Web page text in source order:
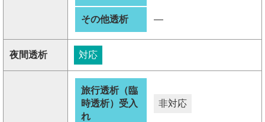
その他透析 ―
夜間透析 対応
旅行透析（臨
時透析）受入
れ
非対応